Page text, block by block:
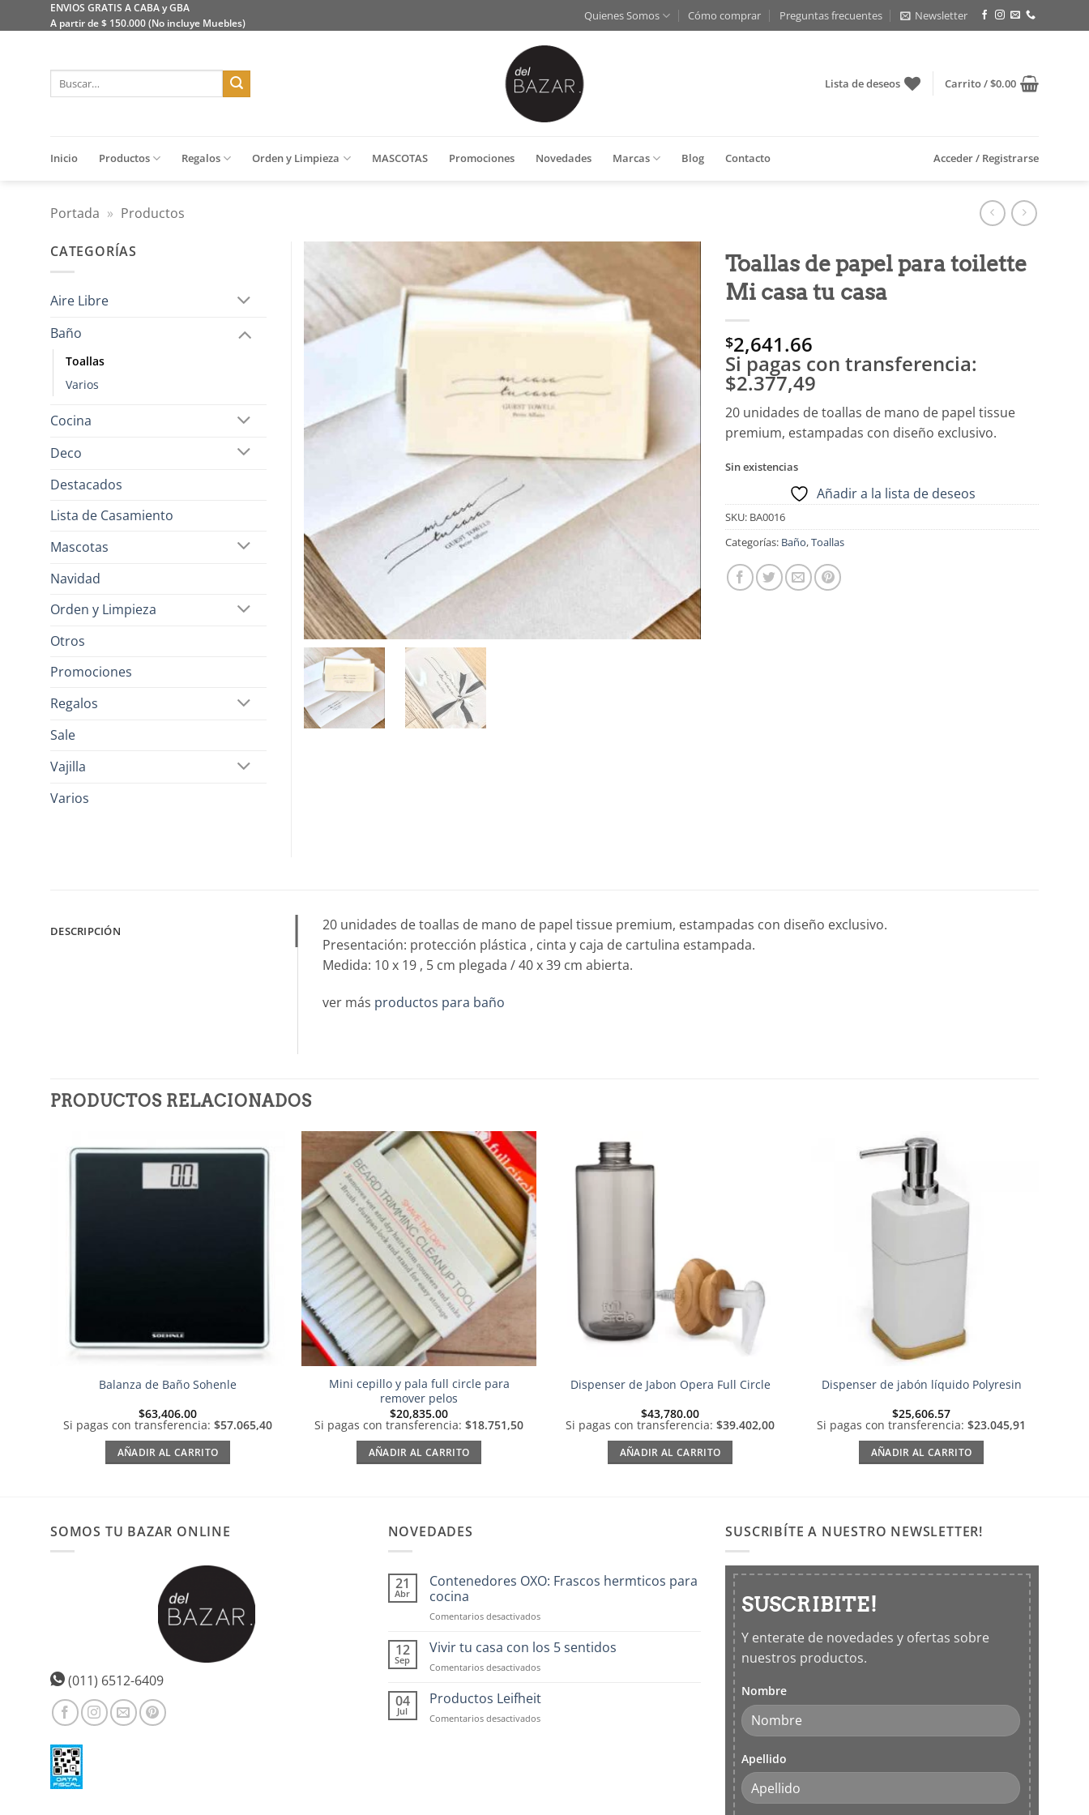
al
ENVIOS GRATIS A CABA y GBA
A partir de $ 150.000 (No incluye Muebles)
Quienes Somos Cómo comprar Preguntas frecuentes Newsletter
Buscar
Lista de deseos Carrito /$0.00
Inicio Productos Regalos Orden y Limpieza MASCOTAS Promociones Novedades Marcas Blog Contacto Acceder / Registrarse
Portada » Productos
de
deseos
Toallas de papel para toilette
Mi casa tu casa
$2,641.66
Si pagas con transferencia:
$2.377,49
20 unidades de toallas de mano de papel tissue
premium, estampadas con diseño exclusivo.
Sin existencias
Añadir a la lista de deseos
SKU: BA0016
Categorías: Baño,Toallas
CATEGORÍAS
Aire Libre
Baño
Toallas
Varios
Cocina
Deco
Destacados
Lista de Casamiento
Mascotas
Navidad
Orden y Limpieza
Otros
Promociones
Regalos
Sale
Vajilla
Varios
DESCRIPCIÓN
20 unidades de toallas de mano de papel tissue premium, estampadas con diseño exclusivo.
Presentación: protección plástica , cinta y caja de cartulina estampada.
Medida: 10 x 19 , 5 cm plegada / 40 x 39 cm abierta.
ver más productos para baño
PRODUCTOS RELACIONADOS
Balanza de Baño Sohenle
$63,406.00
Si pagas con transferencia: $57.065,40
AÑADIR AL CARRITO
Añadir
a la
lista de
deseos
Mini cepillo y pala full circle para
remover pelos
$20,835.00
Si pagas con transferencia: $18.751,50
AÑADIR AL CARRITO
Dispenser de Jabon Opera Full Circle
$43,780.00
Si pagas con transferencia: $39.402,00
AÑADIR AL CARRITO
Dispenser de jabón líquido Polyresin
$25,606.57
Si pagas con transferencia: $23.045,91
AÑADIR AL CARRITO
SOMOS TU BAZAR ONLINE
(011) 6512-6409
NOVEDADES
21
Abr
Contenedores OXO: Frascos hermticos para
cocina
Comentarios desactivadosen
OXO:
hermticos
cocina
12
Sep
Vivir tu casa con los 5 sentidos
Comentarios desactivadosen
tu
con
04
Jul
Productos Leifheit
Comentarios desactivadosen
SUSCRIBÍTE A NUESTRO NEWSLETTER!
SUSCRIBITE!
Y enterate de novedades y ofertas sobre
nuestros productos.
Nombre
Apellido